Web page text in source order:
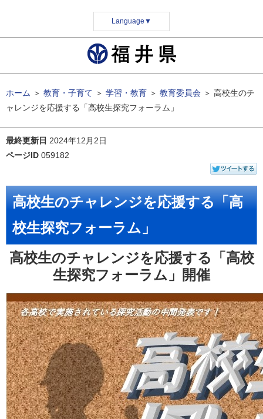
Language ▼
ホーム ＞ 教育・子育て ＞ 学習・教育 ＞ 教育委員会 ＞ 高校生のチ
ャレンジを応援する「高校生探究フォーラム」
最終更新日 2024年12月2日
ページID 059182
高校生のチャレンジを応援する「高
校生探究フォーラム」
高校生のチャレンジを応援する「高校
生探究フォーラム」開催